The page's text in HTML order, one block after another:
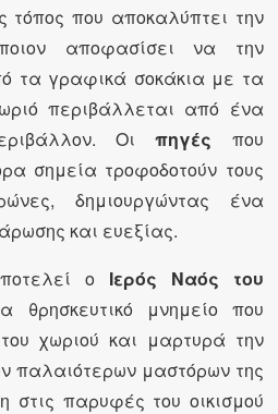
τόπος που αποκαλύπτει την
αποφασίσει να την
τα γραφικά σοκάκια με τα
περιβάλλεται από ένα
Οιπηγές που
σημεία τροφοδοτούν τους
δημιουργώντας ένα
και ευεξίας.
ο Ιερός Ναός του
θρησκευτικό μνημείο που
χωριού και μαρτυρά την
παλαιότερων μαστόρων της
στις παρυφές του οικισμού